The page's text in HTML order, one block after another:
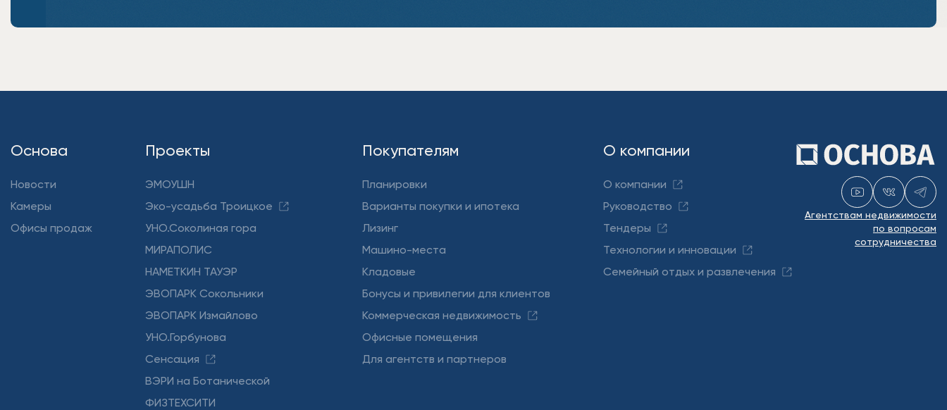
Основа
Новости
Камеры
Офисы продаж
Проекты
ЭМОУШН
Эко-усадьба Троицкое
УНО.Соколиная гора
МИРАПОЛИС
НАМЕТКИН ТАУЭР
ЭВОПАРК Сокольники
ЭВОПАРК Измайлово
УНО.Горбунова
Сенсация
ВЭРИ на Ботанической
ФИЗТЕХСИТИ
Покупателям
Планировки
Варианты покупки и ипотека
Лизинг
Машино-места
Кладовые
Бонусы и привилегии для клиентов
Коммерческая недвижимость
Офисные помещения
Для агентств и партнеров
О компании
О компании
Руководство
Тендеры
Технологии и инновации
Семейный отдых и развлечения
Агентствам недвижимости
по вопросам
сотрудничества